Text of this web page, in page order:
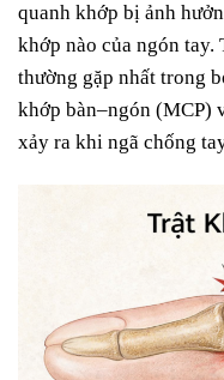
quanh khớp bị ảnh
khớp nào của ngón
thường gặp nhất trong
khớp bàn–ngón (MCP)
xảy ra khi ngã chống